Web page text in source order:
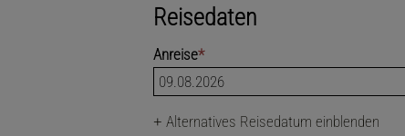
Reisedaten
Anreise*
+ Alternatives Reisedatum einblenden